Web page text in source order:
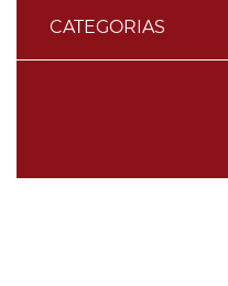
CATEGORIAS